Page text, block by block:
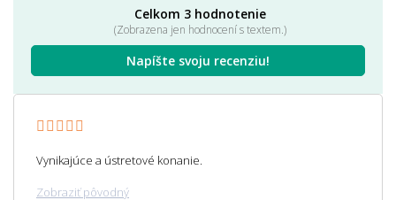
Celkom 3 hodnotenie
(Zobrazena jen hodnocení s textem.)
Napíšte svoju recenziu!
Vynikajúce a ústretové konanie.
Zobraziť pôvodný